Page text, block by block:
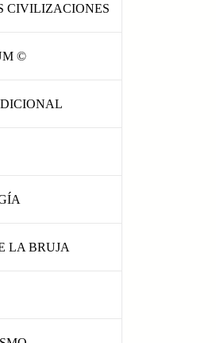
CIVILIZACIONES
©
LA BRUJA